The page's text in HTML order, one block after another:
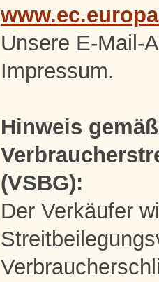
Unsere E-Mail-
Impressum.
Hinweis
(VSBG):
Der Verkäufer